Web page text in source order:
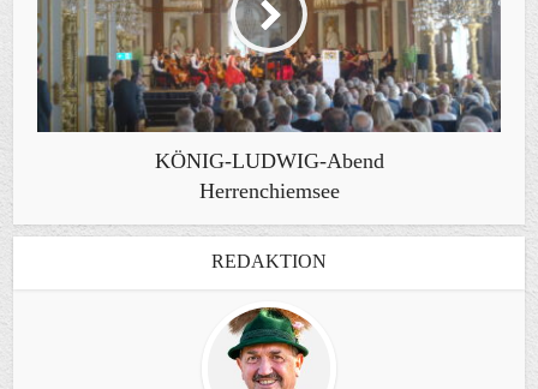
KÖNIG-LUDWIG-Abend
Herrenchiemsee
REDAKTION